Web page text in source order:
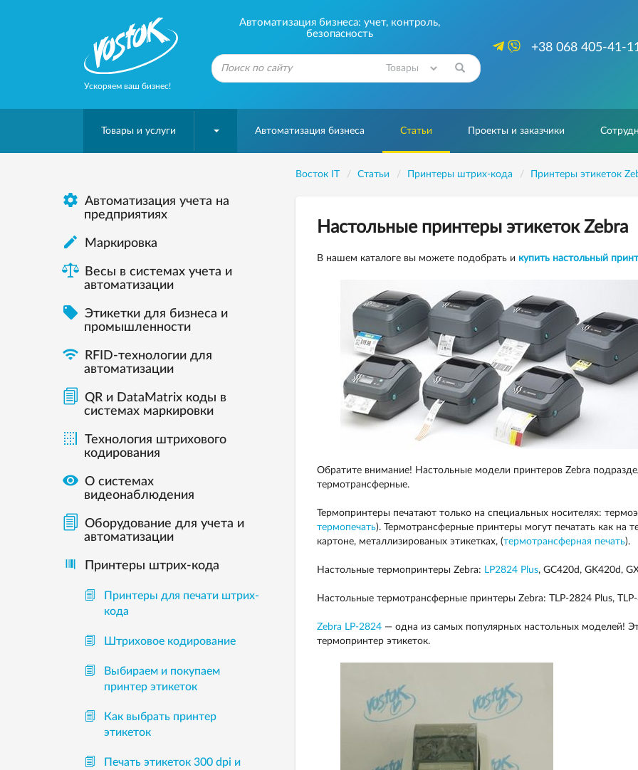
Ускоряем ваш бизнес!
Автоматизация бизнеса: учет, контроль,
безопасность
+38 068 405-41-
Товары и услуги Автоматизация бизнеса Статьи Проекты и заказчики
Восток IT Статьи Принтеры штрих-кода Принтеры этикеток
Настольные принтеры этикеток Zebra
В нашем каталоге вы можете подобрать и купить настольный
Обратите внимание! Настольные модели принтеров Zebra
термотрансферные.
Термопринтеры печатают только на специальных носителях:
термопечать). Термотрансферные принтеры могут печатать как на
картоне, металлизированых этикетках, (термотрансферная печать).
Настольные термопринтеры Zebra: LР2824 Plus, GC420d, GK420d,
Настольные термотрансферные принтеры Zebra: TLP-2824 Plus,
Zebra LP-2824— одна из самых популярных настольных моделей!
термопринтер этикеток.
 Автоматизация учета на
предприятиях
 Маркировка
Весы в системах учета и
автоматизации
 Этикетки для бизнеса и
промышленности

RFID-технологии для
автоматизации
QR и DataMatrix коды в
системах маркировки

Технология штрихового
кодирования
 О системах
видеонаблюдения
Оборудование для учета и
автоматизации
Принтеры штрих-кода
Принтеры для печати штрих-
кода
Штриховое кодирование
Выбираем и покупаем
принтер этикеток
Как выбрать принтер
этикеток
Печать этикеток 300 dpi и